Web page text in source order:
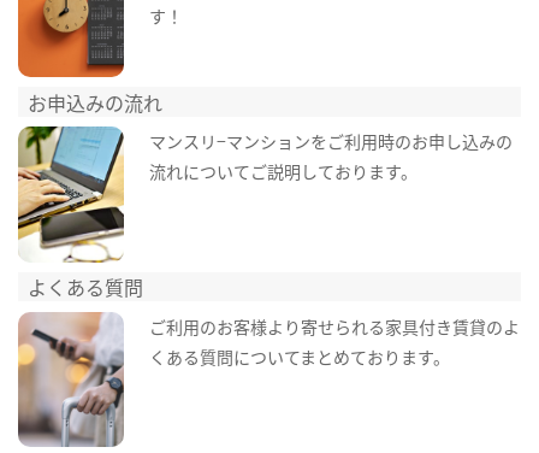
す！
お申込みの流れ
マンスリ−マンションをご利用時のお申し込みの
流れについてご説明しております。
よくある質問
ご利用のお客様より寄せられる家具付き賃貸のよ
くある質問についてまとめております。